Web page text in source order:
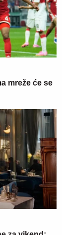
mreže će se